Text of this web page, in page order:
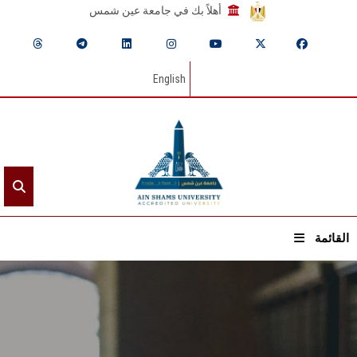
أهلاً بك في جامعة عين شمس
English
القائمة